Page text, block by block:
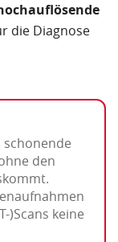
die Diagnose
schonende
den
)Scans keine